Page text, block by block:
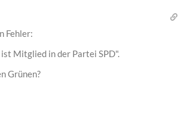
Fehler:
Mitglied in der Partei SPD".
Grünen?